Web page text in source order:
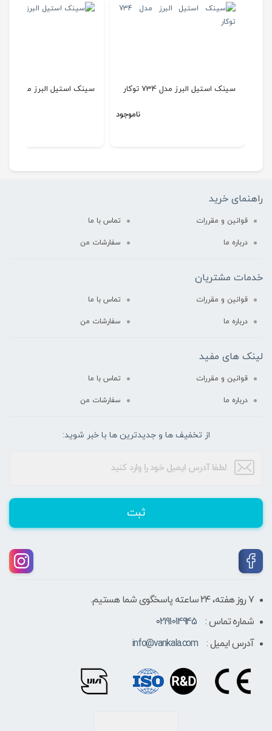
سینک استیل البرز مدل 734 توکار
ناموجود
سینک استیل البرز مدل 270 روکار
راهنمای خرید
قوانین و مقررات تماس با ما
درباره‌ ما سفارشات من
خدمات مشتریان
قوانین و مقررات تماس با ما
درباره‌ ما سفارشات من
لینک های مفید
قوانین و مقررات تماس با ما
درباره‌ ما سفارشات من
از تخفیف ها و جدیدترین ها با خبر شوید:
ثبت
۷ روز هفته، ۲۴ ساعته پاسخگوی شما هستیم.
شماره تماس :
02191014945
آدرس ایمیل :
info@vankala.com